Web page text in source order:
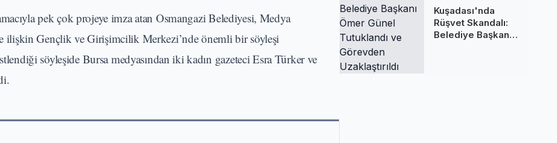
pek çok projeye imza atan Osmangazi Belediyesi, Medya
ilişkin Gençlik ve Girişimcilik Merkezi’nde önemli bir söyleşi
söyleşide Bursa medyasından iki kadın gazeteci Esra Türker ve
Kuşadası'nda
Rüşvet Skandalı:
Belediye Başkanı